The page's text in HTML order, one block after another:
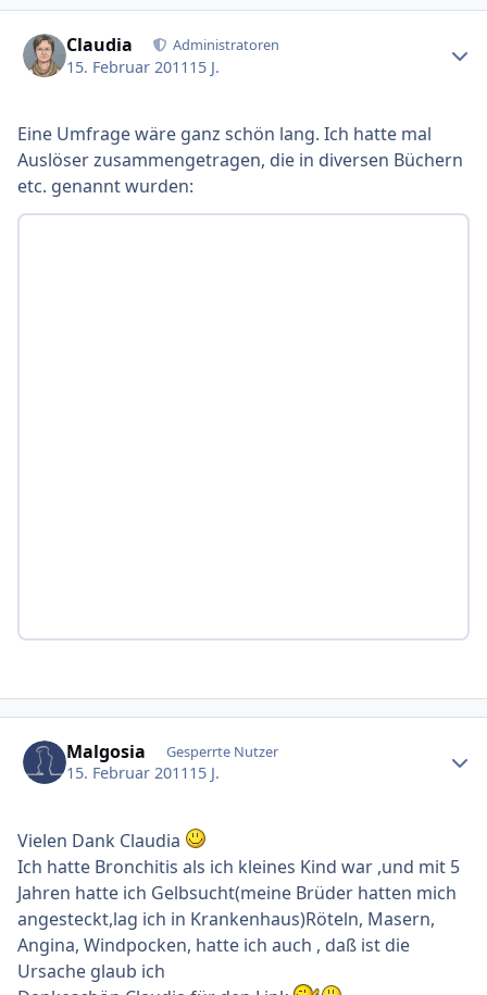
Claudia Administratoren
15. Februar 2011 15 J.
Eine Umfrage wäre ganz schön lang. Ich hatte mal
Auslöser zusammengetragen, die in diversen Büchern
etc. genannt wurden:
Malgosia Gesperrte Nutzer
15. Februar 2011 15 J.
Vielen Dank Claudia
Ich hatte Bronchitis als ich kleines Kind war ,und mit 5
Jahren hatte ich Gelbsucht(meine Brüder hatten mich
angesteckt,lag ich in Krankenhaus)Röteln, Masern,
Angina, Windpocken, hatte ich auch , daß ist die
Ursache glaub ich